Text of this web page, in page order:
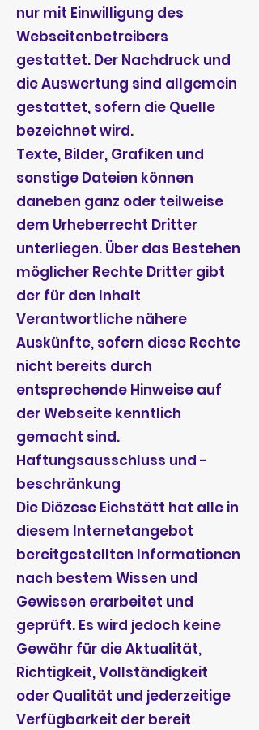
nur mit Einwilligung des
Webseitenbetreibers
gestattet. Der Nachdruck und
die Auswertung sind allgemein
gestattet, sofern die Quelle
bezeichnet wird.
Texte, Bilder, Grafiken und
sonstige Dateien können
daneben ganz oder teilweise
dem Urheberrecht Dritter
unterliegen. Über das Bestehen
möglicher Rechte Dritter gibt
der für den Inhalt
Verantwortliche nähere
Auskünfte, sofern diese Rechte
nicht bereits durch
entsprechende Hinweise auf
der Webseite kenntlich
gemacht sind.
Haftungsausschluss und -
beschränkung
Die Diözese Eichstätt hat alle in
diesem Internetangebot
bereitgestellten Informationen
nach bestem Wissen und
Gewissen erarbeitet und
geprüft. Es wird jedoch keine
Gewähr für die Aktualität,
Richtigkeit, Vollständigkeit
oder Qualität und jederzeitige
Verfügbarkeit der bereit